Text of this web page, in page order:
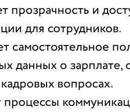
прозрачность и
для сотрудников.
самостоятельное
данных о зарплате,
вопросах.
процессы